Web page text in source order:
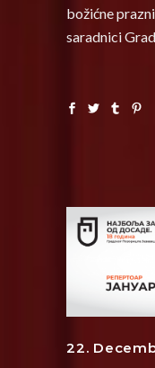
božićne
saradnici
22.